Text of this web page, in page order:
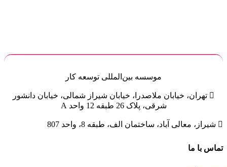
موسسه بین‌المللی توسعه کار
 تهران، خیابان ملاصدرا، خیابان شیراز شمالی، خیابان دانشور
شرقی، پلاک 26 طبقه 12 واحد A
 شیراز، معالی آباد، ساختمان الف، طبقه 8، واحد 807
تماس با ما